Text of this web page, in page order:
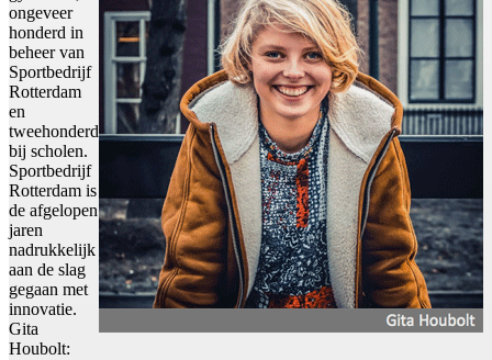
ongeveer
honderd in
beheer van
Sportbedrijf
Rotterdam
en
tweehonderd
bij scholen.
Sportbedrijf
Rotterdam is
de afgelopen
jaren
nadrukkelijk
aan de slag
gegaan met
innovatie.
Gita
Houbolt: